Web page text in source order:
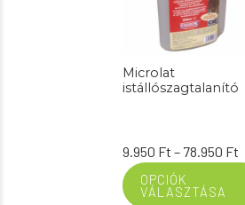
Microlat
istállószagtalanító
9.950 Ft – 78.950 Ft
OPCIÓK
VÁLASZTÁSA